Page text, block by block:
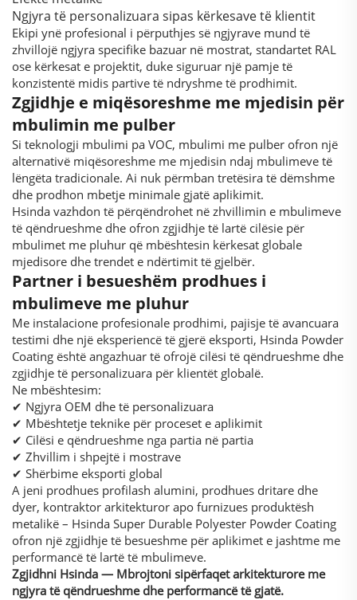
Ngjyra të personalizuara sipas kërkesave të klientit
Ekipi ynë profesional i përputhjes së ngjyrave mund të
zhvillojë ngjyra specifike bazuar në mostrat, standartet RAL
ose kërkesat e projektit, duke siguruar një pamje të
konzistentë midis partive të ndryshme të prodhimit.
Zgjidhje e miqësoreshme me mjedisin për
mbulimin me pulber
Si teknologji mbulimi pa VOC, mbulimi me pulber ofron një
alternativë miqësoreshme me mjedisin ndaj mbulimeve të
lëngëta tradicionale. Ai nuk përmban tretësira të dëmshme
dhe prodhon mbetje minimale gjatë aplikimit.
Hsinda vazhdon të përqëndrohet në zhvillimin e mbulimeve
të qëndrueshme dhe ofron zgjidhje të lartë cilësie për
mbulimet me pluhur që mbështesin kërkesat globale
mjedisore dhe trendet e ndërtimit të gjelbër.
Partner i besueshëm prodhues i
mbulimeve me pluhur
Me instalacione profesionale prodhimi, pajisje të avancuara
testimi dhe një eksperiencë të gjerë eksporti, Hsinda Powder
Coating është angazhuar të ofrojë cilësi të qëndrueshme dhe
zgjidhje të personalizuara për klientët globalë.
Ne mbështesim:
✔ Ngjyra OEM dhe të personalizuara
✔ Mbështetje teknike për proceset e aplikimit
✔ Cilësi e qëndrueshme nga partia në partia
✔ Zhvillim i shpejtë i mostrave
✔ Shërbime eksporti global
A jeni prodhues profilash alumini, prodhues dritare dhe
dyer, kontraktor arkitekturor apo furnizues produktësh
metalikë – Hsinda Super Durable Polyester Powder Coating
ofron një zgjidhje të besueshme për aplikimet e jashtme me
performancë të lartë të mbulimeve.
Zgjidhni Hsinda — Mbrojtoni sipërfaqet arkitekturore me
ngjyra të qëndrueshme dhe performancë të gjatë.